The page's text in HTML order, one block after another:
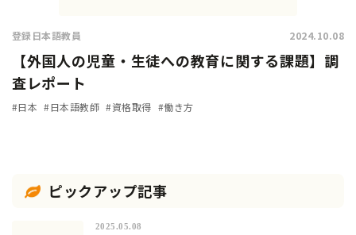
登録日本語教員 2024.10.08
【外国人の児童・生徒への教育に関する課題】調
査レポート
#日本 #日本語教師 #資格取得 #働き方
ピックアップ記事
2025.05.08